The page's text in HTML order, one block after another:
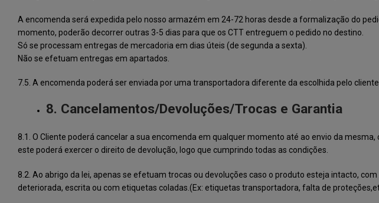
A encomenda será expedida pelo nosso armazém em 24-72 horas desde a formalização do
momento, poderão decorrer outras 3-5 dias para que os CTT entreguem o pedido no destino.
Só se processam entregas de mercadoria em dias úteis (de segunda a sexta).
Não se efetuam entregas em apartados.​
7.5. A encomenda poderá ser enviada por uma transportadora diferente da escolhida pelo
8. Cancelamentos/Devoluções/Trocas e Garantia
8.1. O Cliente poderá cancelar a sua encomenda em qualquer momento até ao envio da
este poderá exercer o direito de devolução, logo que cumprindo todas as condições.
8.2. Ao abrigo da lei, apenas se efetuam trocas ou devoluções caso o produto esteja intacto,
deteriorada, escrita ou com etiquetas coladas. (Ex: etiquetas transportadora, falta de